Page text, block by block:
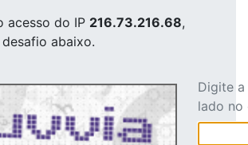
acesso do IP 216.73.216.68,
abaixo.
Digite
lado no